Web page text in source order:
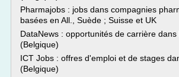
Pharmajobs : jobs dans compagnies
basées en All., Suède ; Suisse et UK
DataNews : opportunités de carrière
(Belgique)
ICT Jobs : offres d'emploi et de stages
(Belgique)